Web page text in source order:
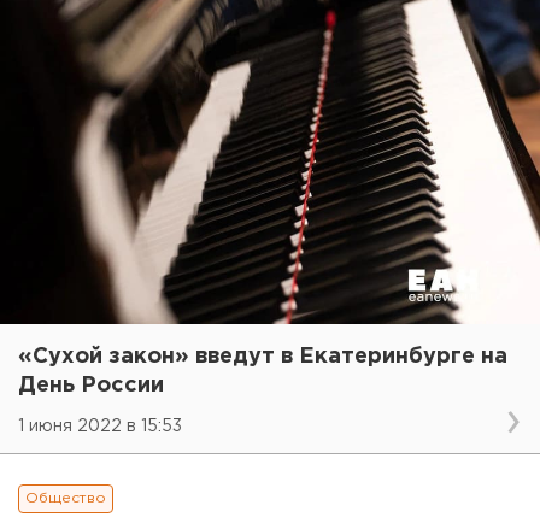
«Сухой закон» введут в Екатеринбурге на
День России
1 июня 2022 в 15:53
Общество